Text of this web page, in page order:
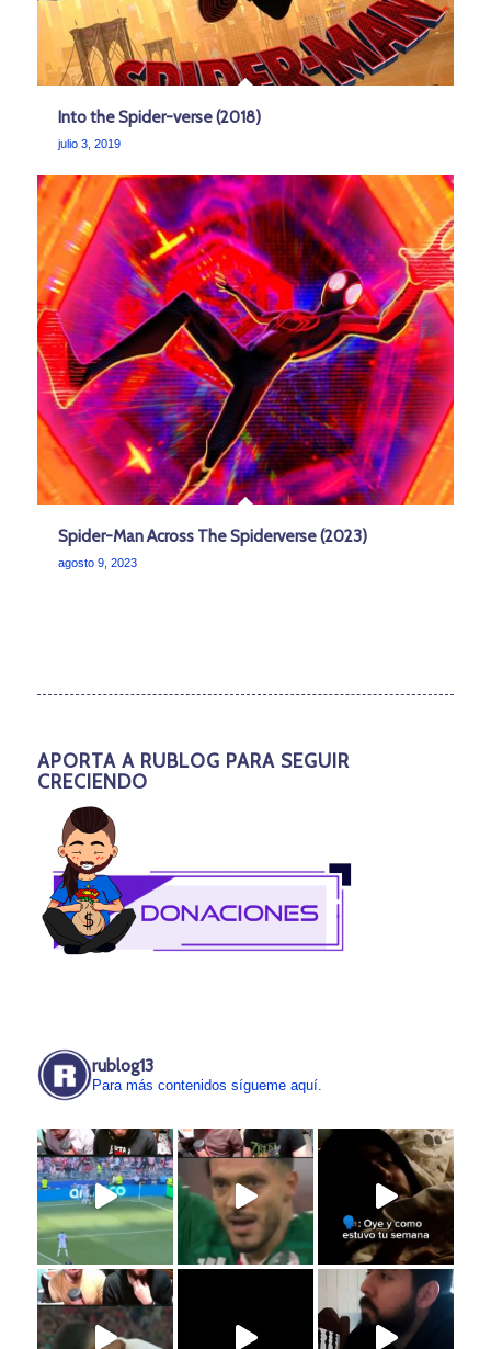
Into the Spider-verse (2018)
julio 3, 2019
Spider-Man Across The Spiderverse (2023)
agosto 9, 2023
APORTA A RUBLOG PARA SEGUIR
CRECIENDO
rublog13
Para más contenidos sígueme aquí.